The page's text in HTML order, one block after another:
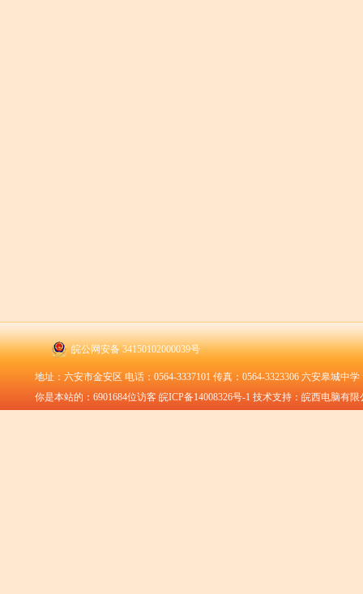
皖公网安备 34150102000039号
地址：六安市金安区 电话：0564-3337101 传真：0564-3323306 六安皋城中
你是本站的： 6901684位访客 皖ICP备14008326号-1 技术支持：皖西电脑有